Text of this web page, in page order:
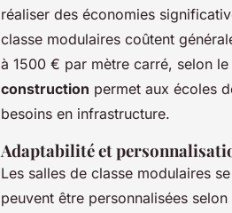
réaliser des économies
classe modulaires coûtent
à 1500 € par mètre carré, selon
construction permet aux écoles
besoins en infrastructure.
Adaptabilité et
Les salles de classe modulaires
peuvent être personnalisées